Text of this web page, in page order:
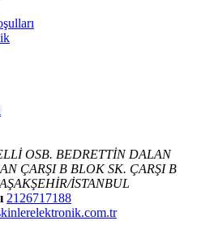
OSB. BEDRETTİN DALAN
ÇARŞI B BLOK SK. ÇARŞI B
İSTANBUL
2126717188